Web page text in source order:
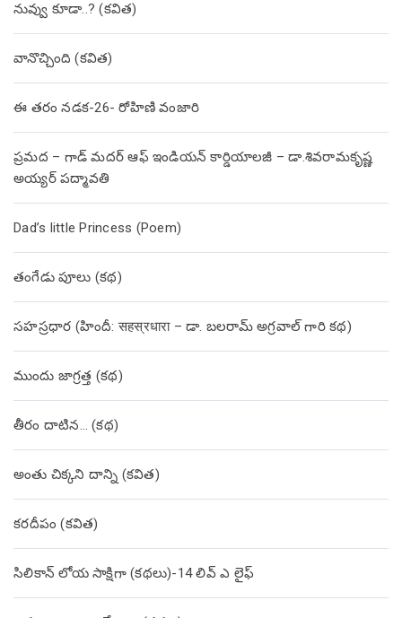
నువ్వు కూడా..? (కవిత)
వానొచ్చింది (కవిత)
ఈ తరం నడక-26- రోహిణి వంజారి
ప్రమద – గాడ్ మదర్ ఆఫ్ ఇండియన్ కార్డియాలజీ – డా.శివరామకృష్ణ
అయ్యర్ పద్మావతి
Dad’s little Princess (Poem)
తంగేడు పూలు (క‌థ‌)
సహస్రధార (హిందీ: सहस्रधारा – డా. బలరామ్ అగ్రవాల్ గారి కథ)
ముందు జాగ్రత్త (క‌థ‌)
తీరం దాటిన… (క‌థ‌)
అంతు చిక్కని దాన్ని (కవిత)
కరదీపం (కవిత)
సిలికాన్ లోయ సాక్షిగా (కథలు)-14 లివ్ ఎ లైఫ్